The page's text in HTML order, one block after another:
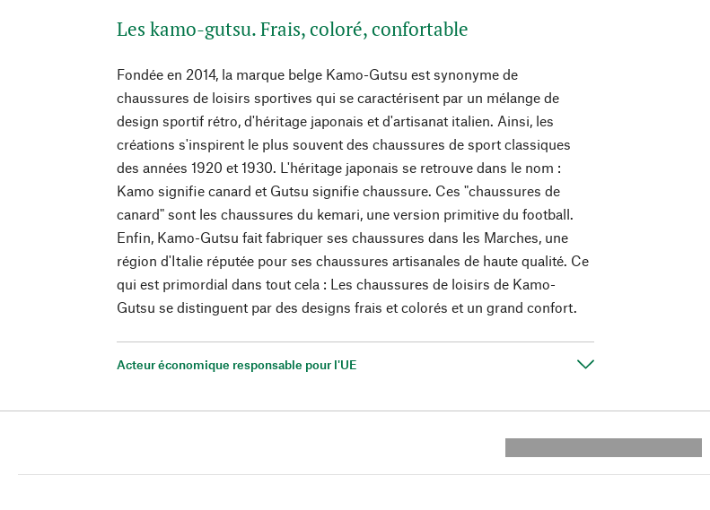
Les kamo-gutsu. Frais, coloré, confortable
Fondée en 2014, la marque belge Kamo-Gutsu est synonyme de
chaussures de loisirs sportives qui se caractérisent par un mélange de
design sportif rétro, d'héritage japonais et d'artisanat italien. Ainsi, les
créations s'inspirent le plus souvent des chaussures de sport classiques
des années 1920 et 1930. L'héritage japonais se retrouve dans le nom :
Kamo signifie canard et Gutsu signifie chaussure. Ces "chaussures de
canard" sont les chaussures du kemari, une version primitive du football.
Enfin, Kamo-Gutsu fait fabriquer ses chaussures dans les Marches, une
région d'Italie réputée pour ses chaussures artisanales de haute qualité. Ce
qui est primordial dans tout cela : Les chaussures de loisirs de Kamo-
Gutsu se distinguent par des designs frais et colorés et un grand confort.
Acteur économique responsable pour l'UE